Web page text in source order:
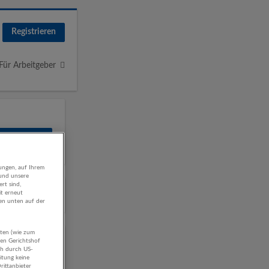
Registrieren
Für Arbeitgeber
auf Ihrem
unsere
sind,
erneut
unten auf der
(wie zum
Gerichtshof
durch US-
keine